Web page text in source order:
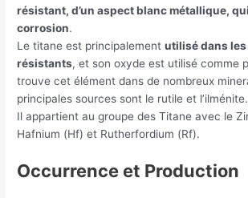
résistant, d’un aspect blanc métallique,
corrosion.
Le titane est principalementutilisé dans
résistants, et son oxyde est utilisé comme
trouve cet élément dans de nombreux
principales sources sont le rutile et l’ilménite.
Il appartient au groupe des Titane avec le
Hafnium (Hf) et Rutherfordium (Rf).
Occurrence et Production